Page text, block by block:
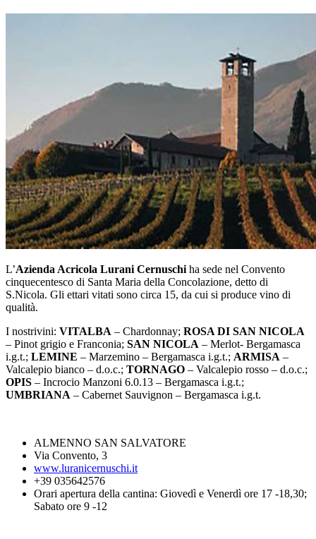
L’Azienda Acricola Lurani Cernuschi ha sede nel Convento
cinquecentesco di Santa Maria della Concolazione, detto di
S.Nicola. Gli ettari vitati sono circa 15, da cui si produce vino di
qualità.
I nostrivini: VITALBA – Chardonnay; ROSA DI SAN NICOLA
– Pinot grigio e Franconia; SAN NICOLA – Merlot- Bergamasca
i.g.t.; LEMINE – Marzemino – Bergamasca i.g.t.; ARMISA –
Valcalepio bianco – d.o.c.; TORNAGO – Valcalepio rosso – d.o.c.;
OPIS – Incrocio Manzoni 6.0.13 – Bergamasca i.g.t.;
UMBRIANA – Cabernet Sauvignon – Bergamasca i.g.t.
ALMENNO SAN SALVATORE
Via Convento, 3
www.luranicernuschi.it
+39 035642576
Orari apertura della cantina: Giovedì e Venerdì ore 17 -18,30;
Sabato ore 9 -12